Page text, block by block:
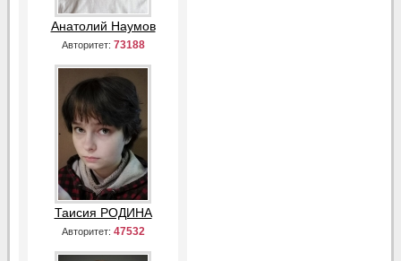
Анатолий Наумов
Авторитет: 73188
Таисия РОДИНА
Авторитет: 47532